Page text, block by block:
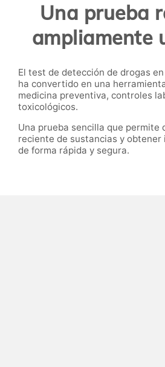
Una prueba
ampliamente
El test de detección de drogas
ha convertido en una
medicina preventiva, controles
toxicológicos.
Una prueba sencilla que permite
reciente de sustancias y
de forma rápida y segura.